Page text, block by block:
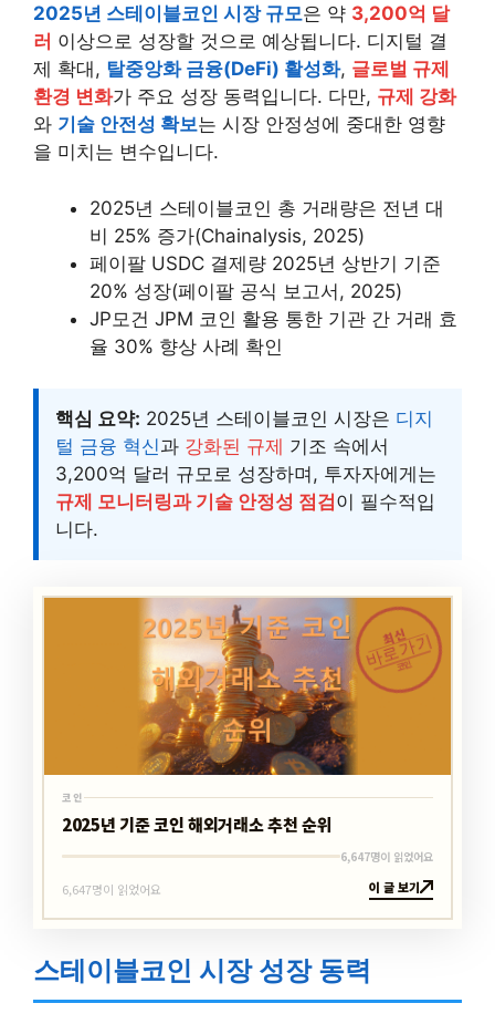
2025년 스테이블코인 시장 규모은 약 3,200억 달
러 이상으로 성장할 것으로 예상됩니다. 디지털 결
제 확대, 탈중앙화 금융(DeFi) 활성화, 글로벌 규제
환경 변화가 주요 성장 동력입니다. 다만, 규제 강화
와 기술 안전성 확보는 시장 안정성에 중대한 영향
을 미치는 변수입니다.
2025년 스테이블코인 총 거래량은 전년 대
비 25% 증가(Chainalysis, 2025)
페이팔 USDC 결제량 2025년 상반기 기준
20% 성장(페이팔 공식 보고서, 2025)
JP모건 JPM 코인 활용 통한 기관 간 거래 효
율 30% 향상 사례 확인
핵심 요약: 2025년 스테이블코인 시장은 디지
털 금융 혁신과 강화된 규제 기조 속에서
3,200억 달러 규모로 성장하며, 투자자에게는
규제 모니터링과 기술 안정성 점검 이 필수적입
니다.
최신
바로가기
코인
코인
2025년 기준 코인 해외거래소 추천 순위
6,647명이 읽었어요
6,647명이 읽었어요 이 글 보기
스테이블코인 시장 성장 동력